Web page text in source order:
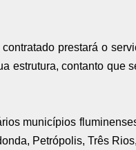
prestará o
estrutura, contanto que
municípios
Petrópolis, Três